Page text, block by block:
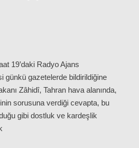
19’daki Radyo Ajans
günkü gazetelerde bildirildiğine
Zâhidî, Tahran hava alanında,
sorusuna verdiği cevapta, bu
gibi dostluk ve kardeşlik